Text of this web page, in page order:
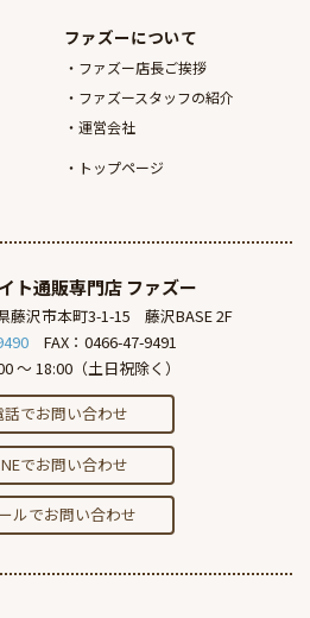
ファズーについて
ファズー店長ご挨拶
ファズースタッフの紹介
運営会社
トップページ
ト通販専門店 ファズー
藤沢市本町3-1-15
藤沢BASE 2F
FAX：0466-47-9491
～ 18:00（土日祝除く）
話でお問い合わせ
でお問い合わせ
ルでお問い合わせ